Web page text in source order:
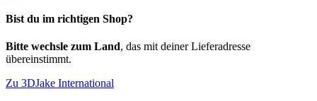
Bist du im richtigen Shop?
Bitte wechsle zum Land, das mit deiner Lieferadresse
übereinstimmt.
Zu 3DJake International